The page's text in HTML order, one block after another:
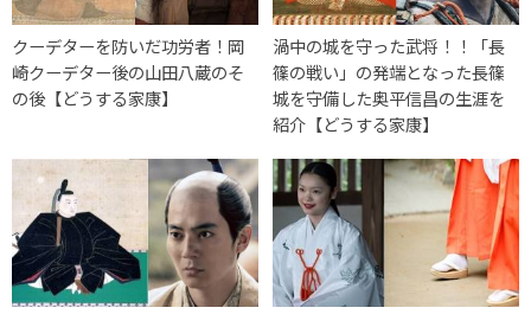
クーデターを防いだ功労者！岡
崎クーデター後の山田八蔵のそ
の後【どうする家康】
渦中の城を守った武将！！「長
篠の戦い」の発端となった長篠
城を守備した奥平信昌の生涯を
紹介【どうする家康】